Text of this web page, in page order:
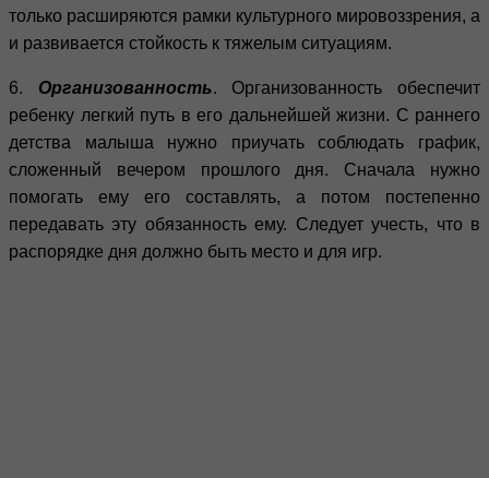
только расширяются рамки культурного мировоззрения, а
и развивается стойкость к тяжелым ситуациям.
6. Организованность. Организованность обеспечит
ребенку легкий путь в его дальнейшей жизни. С раннего
детства малыша нужно приучать соблюдать график,
сложенный вечером прошлого дня. Сначала нужно
помогать ему его составлять, а потом постепенно
передавать эту обязанность ему. Следует учесть, что в
распорядке дня должно быть место и для игр.